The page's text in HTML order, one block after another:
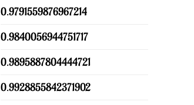
0.9791559876967214
0.9840056944751717
0.9895887804444721
0.9928855842371902